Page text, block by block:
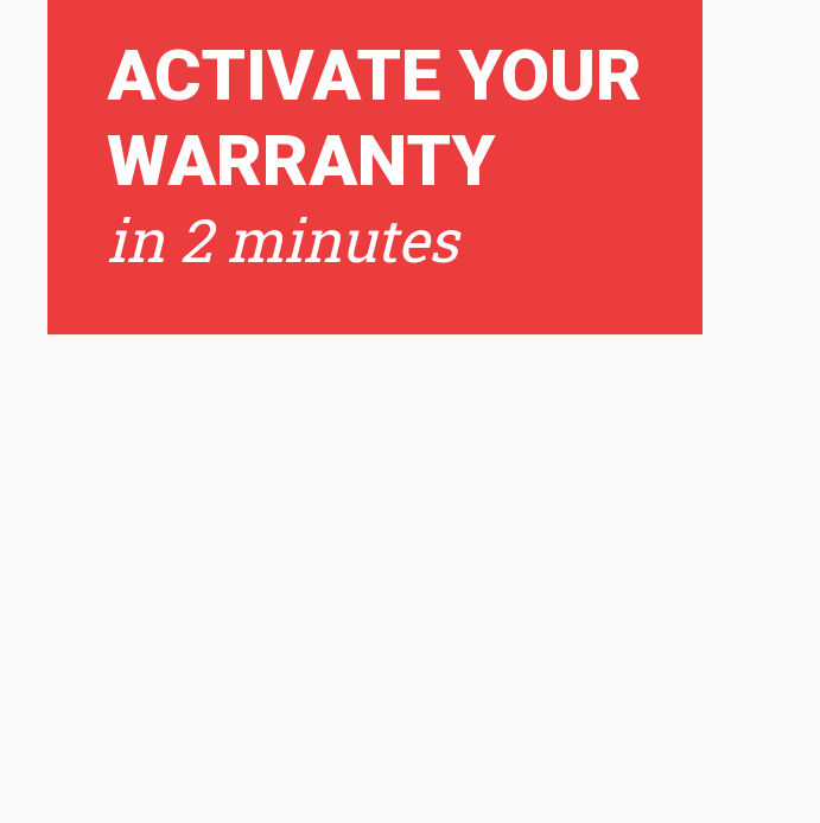
ACTIVATE YOUR
WARRANTY
in 2 minutes